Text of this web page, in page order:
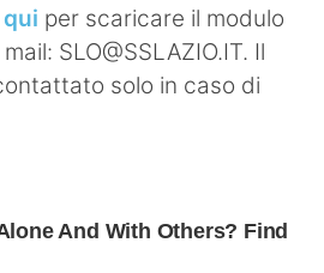
per scaricare il modulo
SLO@SSLAZIO.IT. Il
solo in caso di